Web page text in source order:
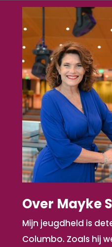
Over Mayke
Mijn jeugdheld is
Columbo. Zoals hij